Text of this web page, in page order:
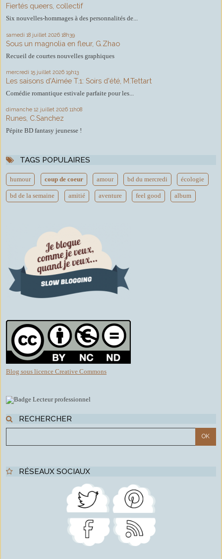
Fiertés queers, collectif
Six nouvelles-hommages à des personnalités de...
samedi 18 juillet 2026 18h39
Sous un magnolia en fleur, G.Zhao
Recueil de courtes nouvelles graphiques
mercredi 15 juillet 2026 19h13
Les saisons d'Aimée T.1: Soirs d'été, M.Tettart
Comédie romantique estivale parfaite pour les...
dimanche 12 juillet 2026 11h08
Runes, C.Sanchez
Pépite BD fantasy jeunesse !
TAGS POPULAIRES
humour coup de coeur amour bd du mercredi écologie
bd de la semaine amitié aventure feel good album
Blog sous licence Creative Commons
RECHERCHER
RÉSEAUX SOCIAUX